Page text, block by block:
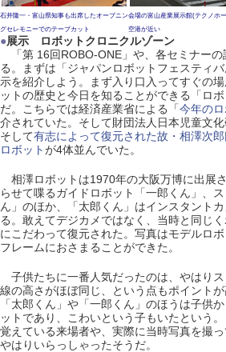
石井隆一・富山県知事も出席したオープニン
グセレモニーでのテープカット
会場の富山産業展示館(テクノホ
空港が近い
●展示 ロボットクロニクルゾーン
「第 16回ROBO-ONE」や、各セミナーの
る。まずは「ジャパンロボットフェスティ
示を紹介しよう。まず入り口入ってすぐの
ットの歴史と今日を知ることができる「ロボ
だ。こちらでは経済産業省による「今年の
介されていた。そして財団法人日本児童文化
そして有志によって復元された故・相澤次
ロボットが4体並んでいた。
相澤ロボットは1970年の大阪万博に出展
らせて喋るガイドロボット「一郎くん」、
ん」のほか、「太郎くん」はインスタント
る。敢えてデジカメではなく、当時と同じ
にこだわって復元された。写真はモデルロ
フレームにおさまることができた。
子供たちに一番人気だったのは、やはり
線の高さがほぼ同じ、という点もポイント
「太郎くん」や「一郎くん」のほうは子供
ットであり、こわいという子もいたという
覚えている来場者や、実際に当時写真を撮
やはりいらっしゃったそうだ。